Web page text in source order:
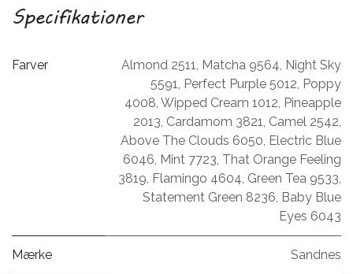
Specifikationer
Farver Almond 2511, Matcha 9564, Night Sky
5591, Perfect Purple 5012, Poppy
4008, Wipped Cream 1012, Pineapple
2013, Cardamom 3821, Camel 2542,
Above The Clouds 6050, Electric Blue
6046, Mint 7723, That Orange Feeling
3819, Flamingo 4604, Green Tea 9533,
Statement Green 8236, Baby Blue
Eyes 6043
Mærke Sandnes